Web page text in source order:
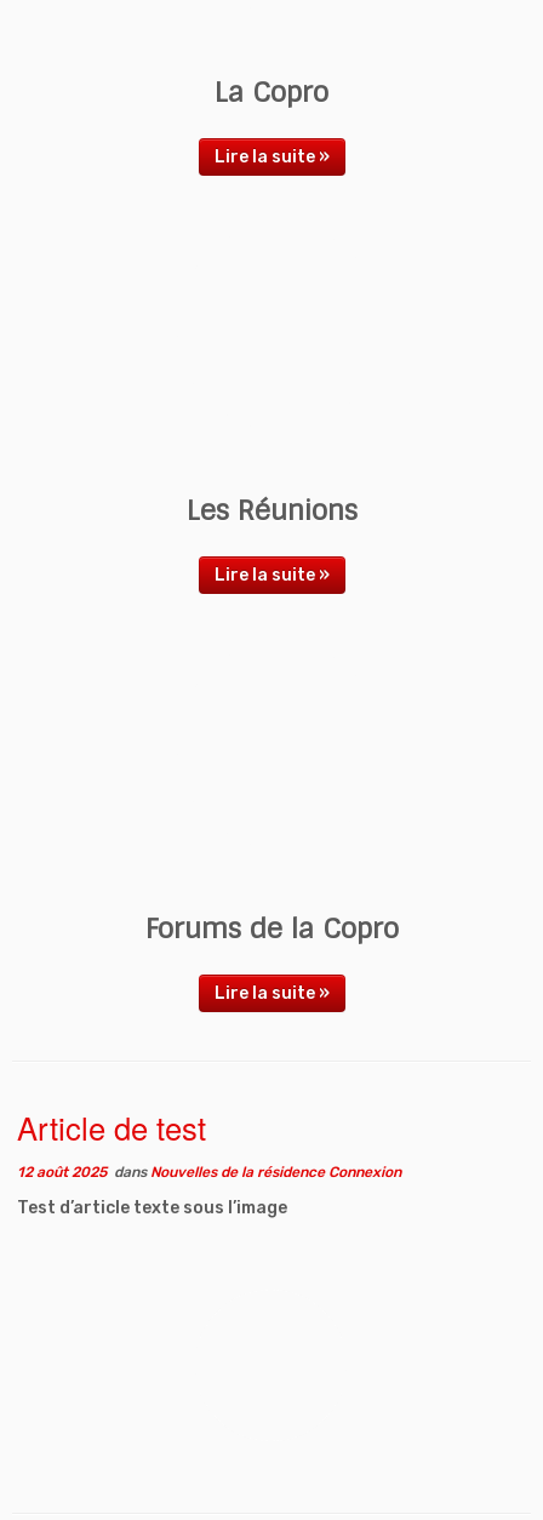
La Copro
Lire la suite »
Les Réunions
Lire la suite »
Forums de la Copro
Lire la suite »
Article de test
12 août 2025dans Nouvelles de la résidence Connexion
Test d’article texte sous l’image